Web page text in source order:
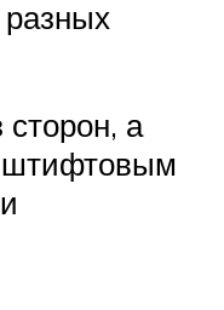
а
штифтовым